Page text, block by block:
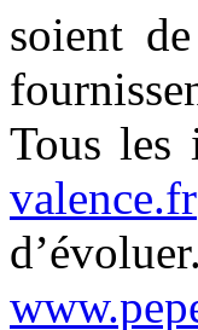
soient
Tous les
valence.fr